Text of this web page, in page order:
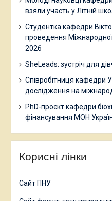
взяли участь у Літній
Студентка кафедри
проведення Міжнародної
2026
SheLeads: зустріч для
Співробітниця кафедри
дослідження на
PhD-проєкт кафедри
фінансування МОН
Корисні лінки
Сайт ПНУ